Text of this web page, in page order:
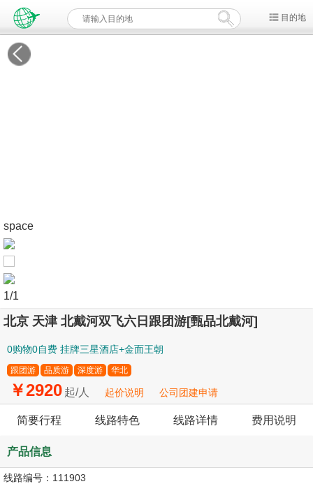
目的地
space
1/1
北京 天津 北戴河双飞六日跟团游[甄品北戴河]
0购物0自费 挂牌三星酒店+金面王朝
跟团游 品质游 深度游 华北
￥2920 起/人 起价说明 公司团建申请
简要行程 线路特色 线路详情 费用说明
产品信息
线路编号： 111903